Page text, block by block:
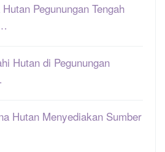
Pegunungan Tengah
Hutan di Pegunungan
Hutan Menyediakan Sumber